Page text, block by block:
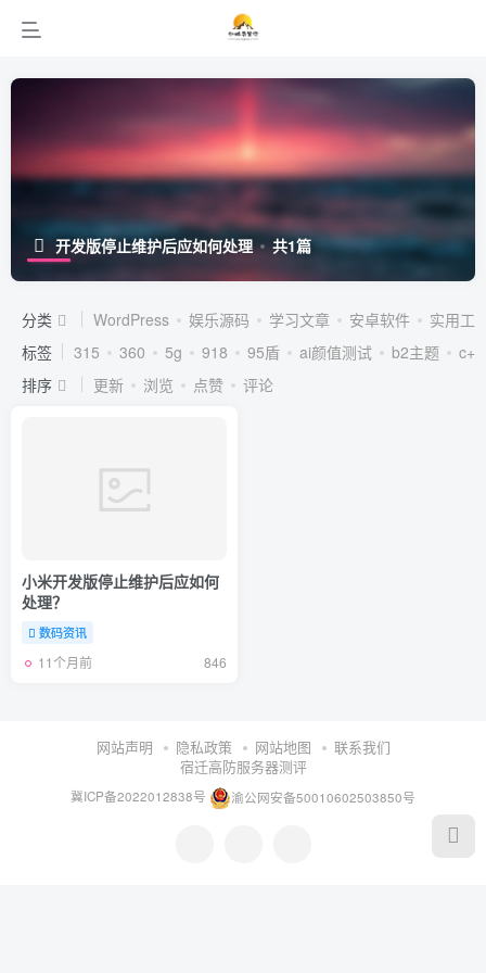
开发版停止维护后应如何处理 共1篇
分类 WordPress 娱乐源码 学习文章 安卓软件
实用工
标签
315 360 5g 918 95盾 ai颜值测试 b2主题
c++
排序
更新 浏览 点赞 评论
小米开发版停止维护后应如何
处理？
数码资讯
11个月前 846
网站声明 隐私政策 网站地图
联系我们
宿迁高防服务器测评
冀ICP备2022012838号 渝公网安备50010602503850号